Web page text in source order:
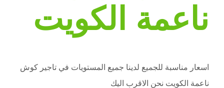
ناعمة الكويت
اسعار مناسبة للجميع لدينا جميع المستويات في تاجير كوش
ناعمة الكويت نحن الاقرب اليك